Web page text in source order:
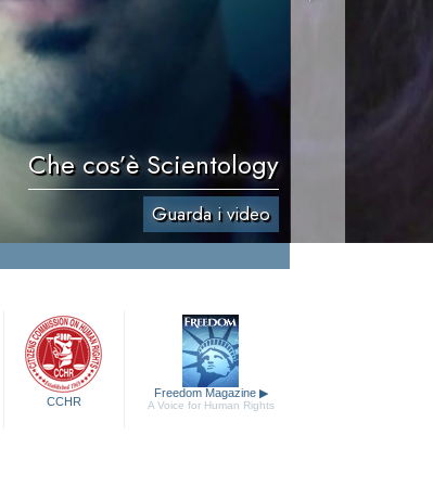
Che cos’è Scientology
Guarda i video
CCHR
Freedom Magazine ▶
A Voice for Human Rights